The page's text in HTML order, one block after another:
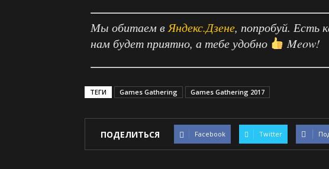
Мы обитаем в Яндекс.Дзене, попробуй. Есть
нам будет приятно, а тебе удобно
Meow!
ТЕГИ Games Gathering Games Gathering 2017
ПОДЕЛИТЬСЯ Facebook Twitter